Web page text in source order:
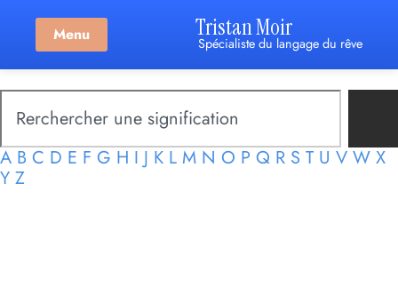
Menu Tristan Moir
Spécialiste du langage du rêve
A B C D E F G H I J K L M N O P Q R S T U V W X
Y Z